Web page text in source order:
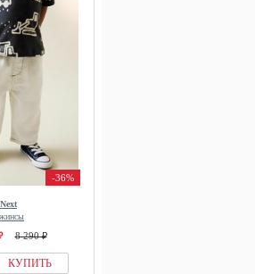
-36%
Next
8 290 ₽
КУПИТЬ